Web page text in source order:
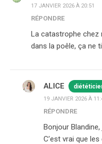
17 JANVIER 2026 À 20:51
RÉPONDRE
La catastrophe chez
dans la poêle, ça ne
ALICE
19 JANVIER 2026 À
RÉPONDRE
Bonjour
C’est vrai que